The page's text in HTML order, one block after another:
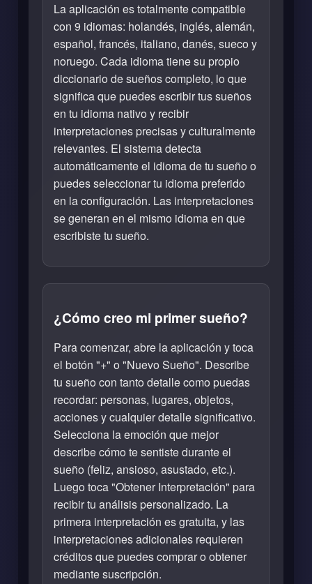
La aplicación es totalmente compatible
con 9 idiomas: holandés, inglés, alemán,
español, francés, italiano, danés, sueco y
noruego. Cada idioma tiene su propio
diccionario de sueños completo, lo que
significa que puedes escribir tus sueños
en tu idioma nativo y recibir
interpretaciones precisas y culturalmente
relevantes. El sistema detecta
automáticamente el idioma de tu sueño o
puedes seleccionar tu idioma preferido
en la configuración. Las interpretaciones
se generan en el mismo idioma en que
escribiste tu sueño.
¿Cómo creo mi primer sueño?
Para comenzar, abre la aplicación y toca
el botón "+" o "Nuevo Sueño". Describe
tu sueño con tanto detalle como puedas
recordar: personas, lugares, objetos,
acciones y cualquier detalle significativo.
Selecciona la emoción que mejor
describe cómo te sentiste durante el
sueño (feliz, ansioso, asustado, etc.).
Luego toca "Obtener Interpretación" para
recibir tu análisis personalizado. La
primera interpretación es gratuita, y las
interpretaciones adicionales requieren
créditos que puedes comprar o obtener
mediante suscripción.